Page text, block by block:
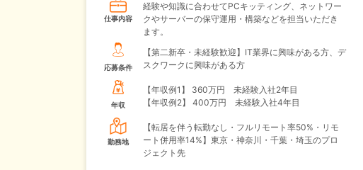
仕事内容
経験や知識に合わせてPCキッティング、ネットワー
クやサーバーの保守運用・構築などを担当いただき
ます。
応募条件
【第二新卒・未経験歓迎】IT業界に興味がある方、デ
スクワークに興味がある方
年収
【年収例1】
360万円 未経験入社2年目
【年収例2】
400万円 未経験入社4年目
勤務地
【転居を伴う転勤なし・フルリモート率50%・リモ
ート併用率14%】東京・神奈川・千葉・埼玉のプロ
ジェクト先